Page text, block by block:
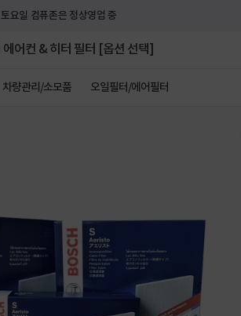
토요일 컴퓨존은 정상영업 중
[BOSCH] 보쉬 에어컨 & 히터 필터 [옵션 선택]
차량관리/소모품 오일필터/에어필터